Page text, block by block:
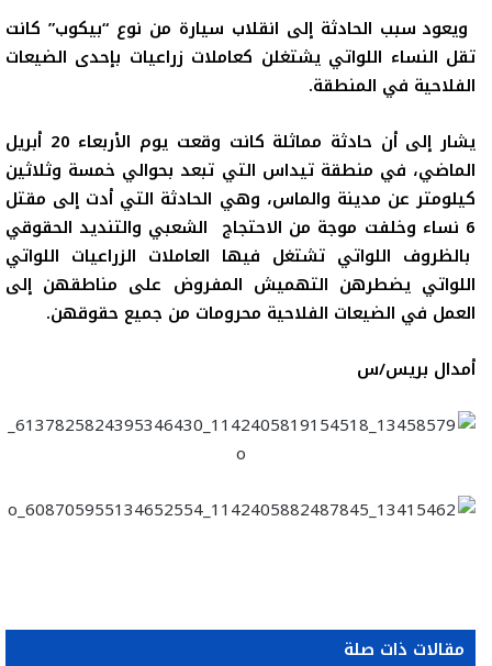
ويعود سبب الحادثة إلى انقلاب سيارة من نوع “بيكوب” كانت
تقل النساء اللواتي يشتغلن كعاملات زراعيات بإحدى الضيعات
الفلاحية في المنطقة.
يشار إلى
أن حادثة مماثلة كانت وقعت يوم الأربعاء 20 أبريل
الماضي، في منطقة تيداس التي تبعد بحوالي خمسة وثلاثين
كيلومتر عن مدينة والماس، وهي الحادثة التي أدت إلى مقتل
6 نساء وخلفت موجة من الاحتجاج
الشعبي والتنديد الحقوقي
بالظروف اللواتي تشتغل فيها العاملات الزراعيات اللواتي
اللواتي يضطرهن التهميش المفروض على مناطقهن إلى
العمل في الضيعات الفلاحية محرومات من جميع حقوقهن.
أمدال بريس/س
مقالات ذات صلة